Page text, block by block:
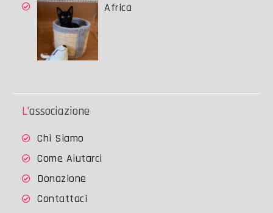
Africa
L’associazione
Chi Siamo
Come Aiutarci
Donazione
Contattaci